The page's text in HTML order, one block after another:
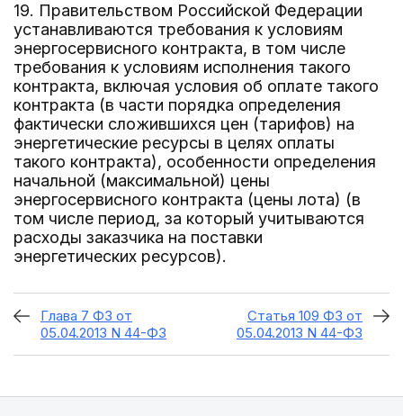
19. Правительством Российской Федерации
устанавливаются требования к условиям
энергосервисного контракта, в том числе
требования к условиям исполнения такого
контракта, включая условия об оплате такого
контракта (в части порядка определения
фактически сложившихся цен (тарифов) на
энергетические ресурсы в целях оплаты
такого контракта), особенности определения
начальной (максимальной) цены
энергосервисного контракта (цены лота) (в
том числе период, за который учитываются
расходы заказчика на поставки
энергетических ресурсов).
Глава 7 ФЗ от
05.04.2013 N 44-ФЗ
Статья 109 ФЗ от
05.04.2013 N 44-ФЗ